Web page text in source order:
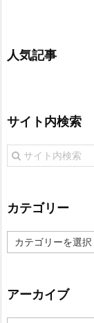
人気記事
サイト内検索
カテゴリー
テ
ー
アーカイブ